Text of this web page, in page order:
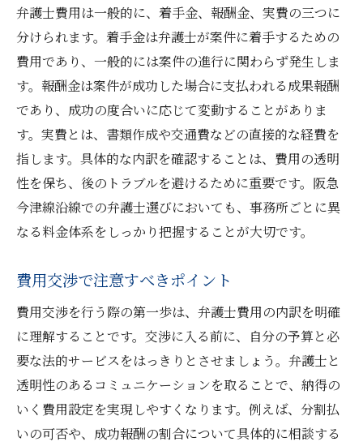
弁護士費用は一般的に、着手金、報酬金、実費の三つに
分けられます。着手金は弁護士が案件に着手するための
費用であり、一般的には案件の進行に関わらず発生しま
す。報酬金は案件が成功した場合に支払われる成果報酬
であり、成功の度合いに応じて変動することがありま
す。実費とは、書類作成や交通費などの直接的な経費を
指します。具体的な内訳を確認することは、費用の透明
性を保ち、後のトラブルを避けるために重要です。阪急
今津線沿線での弁護士選びにおいても、事務所ごとに異
なる料金体系をしっかり把握することが大切です。
費用交渉で注意すべきポイント
費用交渉を行う際の第一歩は、弁護士費用の内訳を明確
に理解することです。交渉に入る前に、自分の予算と必
要な法的サービスをはっきりとさせましょう。弁護士と
透明性のあるコミュニケーションを取ることで、納得の
いく費用設定を実現しやすくなります。例えば、分割払
いの可否や、成功報酬の割合について具体的に相談する